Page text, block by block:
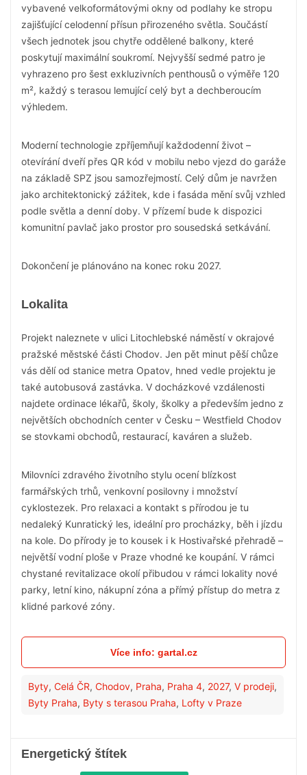
vybavené velkoformátovými okny od podlahy ke stropu
zajišťující celodenní přísun přirozeného světla. Součástí
všech jednotek jsou chytře oddělené balkony, které
poskytují maximální soukromí. Nejvyšší sedmé patro je
vyhrazeno pro šest exkluzivních penthousů o výměře 120
m², každý s terasou lemující celý byt a dechberoucím
výhledem.
Moderní technologie zpříjemňují každodenní život –
otevírání dveří přes QR kód v mobilu nebo vjezd do garáže
na základě SPZ jsou samozřejmostí. Celý dům je navržen
jako architektonický zážitek, kde i fasáda mění svůj vzhled
podle světla a denní doby. V přízemí bude k dispozici
komunitní pavlač jako prostor pro sousedská setkávání.
Dokončení je plánováno na konec roku 2027.
Lokalita
Projekt naleznete v ulici Litochlebské náměstí v okrajové
pražské městské části Chodov. Jen pět minut pěší chůze
vás dělí od stanice metra Opatov, hned vedle projektu je
také autobusová zastávka. V docházkové vzdálenosti
najdete ordinace lékařů, školy, školky a především jedno z
největších obchodních center v Česku – Westfield Chodov
se stovkami obchodů, restaurací, kaváren a služeb.
Milovníci zdravého životního stylu ocení blízkost
farmářských trhů, venkovní posilovny i množství
cyklostezek. Pro relaxaci a kontakt s přírodou je tu
nedaleký Kunratický les, ideální pro procházky, běh i jízdu
na kole. Do přírody je to kousek i k Hostivařské přehradě –
největší vodní ploše v Praze vhodné ke koupání. V rámci
chystané revitalizace okolí přibudou v rámci lokality nové
parky, letní kino, nákupní zóna a přímý přístup do metra z
klidné parkové zóny.
Více info: gartal.cz
Byty, Celá ČR, Chodov, Praha, Praha 4, 2027, V prodeji,
Byty Praha, Byty s terasou Praha, Lofty v Praze
Energetický štítek